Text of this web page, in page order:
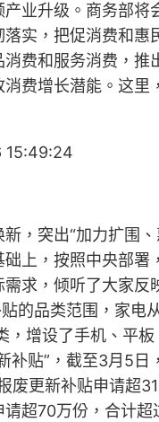
业升级。商务部将
落实，把促消费和惠
消费和服务消费，推
消费增长潜能。这里
，突出“加力扩围、
础上，按照中央部署
需求，倾听了大家反
贴的品类范围，家电
，增设了手机、平
补贴”，截至3月5日
废更新补贴申请超
请超70万份，合计超